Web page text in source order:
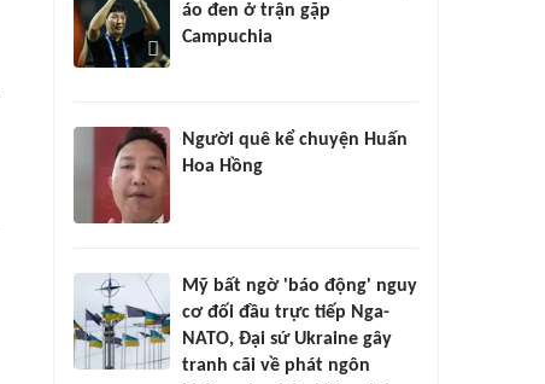
áo đen ở trận gặp
Campuchia
Người quê kể chuyện Huấn
Hoa Hồng
Mỹ bất ngờ 'báo động' nguy
cơ đối đầu trực tiếp Nga-
NATO, Đại sứ Ukraine gây
tranh cãi về phát ngôn